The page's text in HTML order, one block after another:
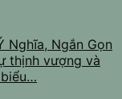
Nghĩa, Ngắn Gọn
thịnh vượng và